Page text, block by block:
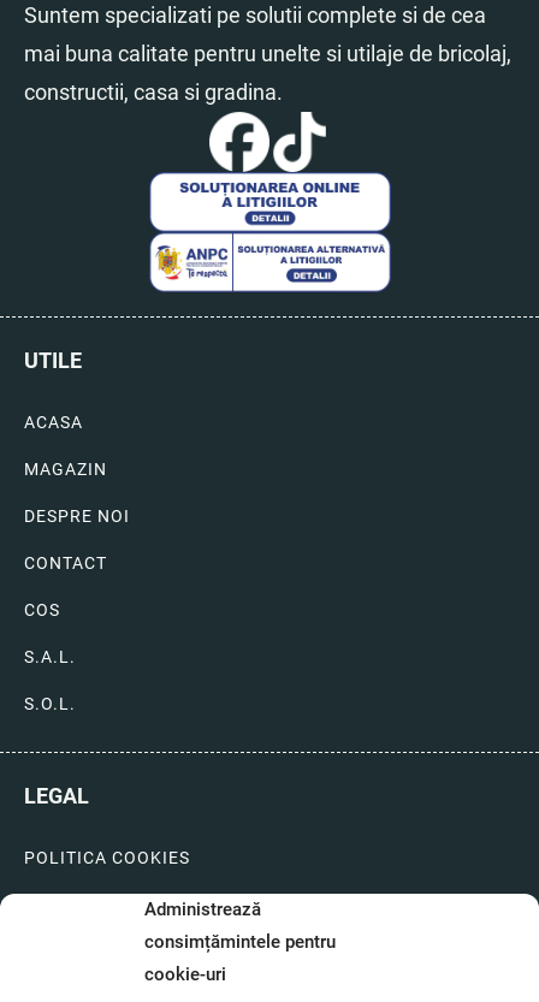
Administrează
consimțămintele pentru
cookie-uri
Suntem specializati pe solutii complete si de cea
mai buna calitate pentru unelte si utilaje de bricolaj,
constructii, casa si gradina.
UTILE
ACASA
MAGAZIN
DESPRE NOI
CONTACT
COS
S.A.L.
S.O.L.
LEGAL
POLITICA COOKIES
LIVRARI SI PLATI
GARANTIE SI SERVICE